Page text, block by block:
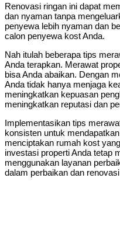
Renovasi ringan ini dapat
dan nyaman tanpa
penyewa lebih nyaman dan
calon penyewa kost Anda.
Nah itulah beberapa tips
Anda terapkan. Merawat
bisa Anda abaikan. Dengan
Anda tidak hanya menjaga
meningkatkan kepuasan
meningkatkan reputasi dan
Implementasikan tips
konsisten untuk
menciptakan rumah kost
investasi properti Anda tetap
menggunakan layanan
dalam perbaikan dan